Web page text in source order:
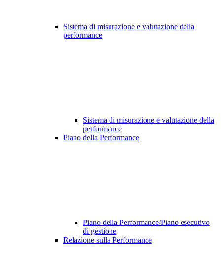
Sistema di misurazione e valutazione della
performance
Sistema di misurazione e valutazione della
performance
Piano della Performance
Piano della Performance/Piano esecutivo
di gestione
Relazione sulla Performance